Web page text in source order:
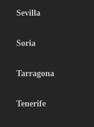
Sevilla
Soria
Tarragona
Tenerife